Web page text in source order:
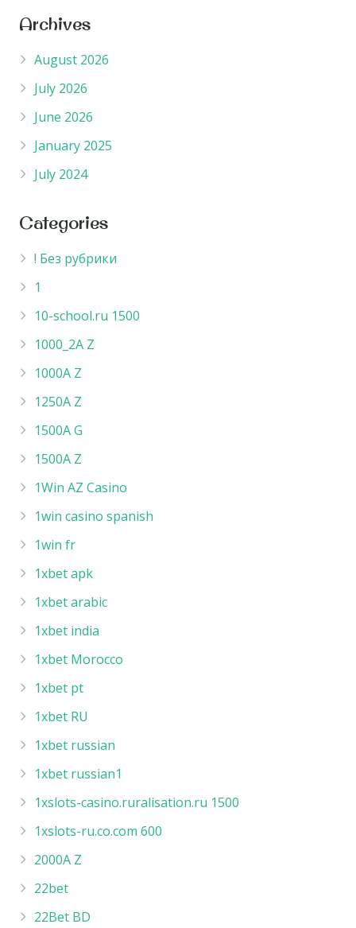
Archives
August 2026
July 2026
June 2026
January 2025
July 2024
Categories
! Без рубрики
1
10-school.ru 1500
1000_2A Z
1000A Z
1250A Z
1500A G
1500A Z
1Win AZ Casino
1win casino spanish
1win fr
1xbet apk
1xbet arabic
1xbet india
1xbet Morocco
1xbet pt
1xbet RU
1xbet russian
1xbet russian1
1xslots-casino.ruralisation.ru 1500
1xslots-ru.co.com 600
2000A Z
22bet
22Bet BD